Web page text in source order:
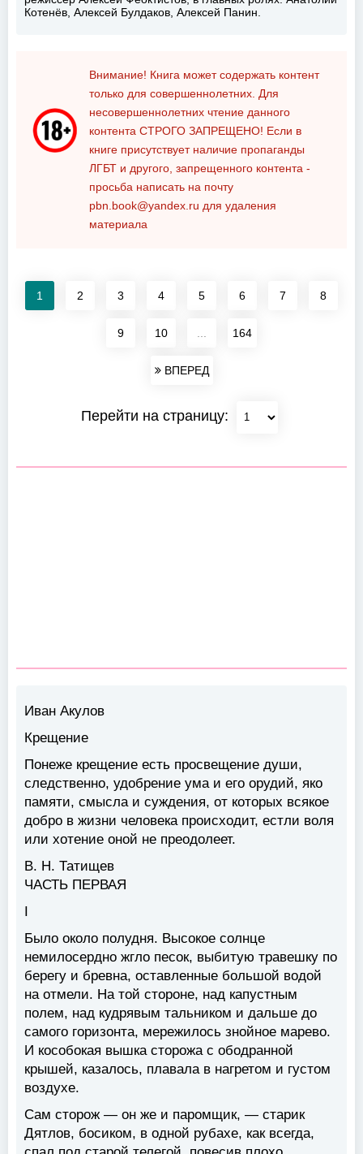
Котенёв, Алексей Булдаков, Алексей Панин.
Внимание! Книга может содержать контент
только для совершеннолетних. Для
несовершеннолетних чтение данного
контента СТРОГО ЗАПРЕЩЕНО! Если в
книге присутствует наличие пропаганды
ЛГБТ и другого, запрещенного контента -
просьба написать на почту
pbn.book@yandex.ru для удаления
материала
1 2 3 4 5 6 7 8
9 10 164
ВПЕРЕД
Перейти на страницу:
Иван Акулов
Крещение
Понеже крещение есть просвещение души,
следственно, удобрение ума и его орудий, яко
памяти, смысла и суждения, от которых всякое
добро в жизни человека происходит, естли воля
или хотение оной не преодолеет.
В. Н. Татищев
ЧАСТЬ ПЕРВАЯ
I
Было около полудня. Высокое солнце
немилосердно жгло песок, выбитую травешку по
берегу и бревна, оставленные большой водой
на отмели. На той стороне, над капустным
полем, над кудрявым тальником и дальше до
самого горизонта, мережилось знойное марево.
И кособокая вышка сторожа с ободранной
крышей, казалось, плавала в нагретом и густом
воздухе.
Сам сторож — он же и паромщик, — старик
Дятлов, босиком, в одной рубахе, как всегда,